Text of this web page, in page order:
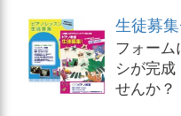
生徒募
フォーム
シが完成
せんか？